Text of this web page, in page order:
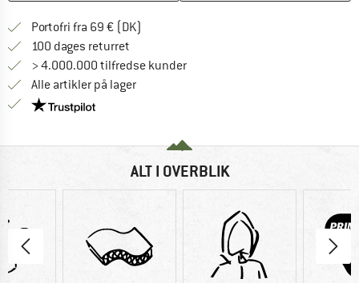
Portofri fra 69 € (DK)
100 dages returret
> 4.000.000 tilfredse kunder
Alle artikler på lager
Vi er Trustpilot-certificeret - oplysningerne får du
ALT I OVERBLIK